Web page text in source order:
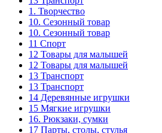
1. Творчество
10. Сезонный товар
10. Сезонный товар
11 Спорт
12 Товары для малышей
12 Товары для малышей
13 Транспорт
13 Транспорт
14 Деревянные игрушки
15 Мягкие игрушки
16. Рюкзаки, сумки
17 Парты, столы, стулья